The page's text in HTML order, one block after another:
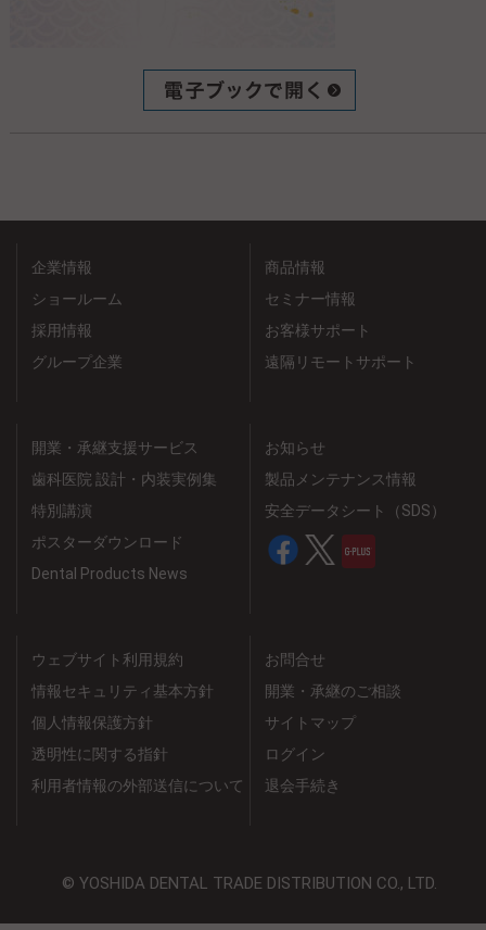
企業情報
ショールーム
採用情報
グループ企業
商品情報
セミナー情報
お客様サポート
遠隔リモートサポート
開業・承継支援サービス
歯科医院 設計・内装実例集
特別講演
ポスターダウンロード
Dental Products News
お知らせ
製品メンテナンス情報
安全データシート（SDS）
ウェブサイト利用規約
情報セキュリティ基本方針
個人情報保護方針
透明性に関する指針
利用者情報の外部送信について
お問合せ
開業・承継のご相談
サイトマップ
ログイン
退会手続き
© YOSHIDA DENTAL TRADE DISTRIBUTION CO., LTD.